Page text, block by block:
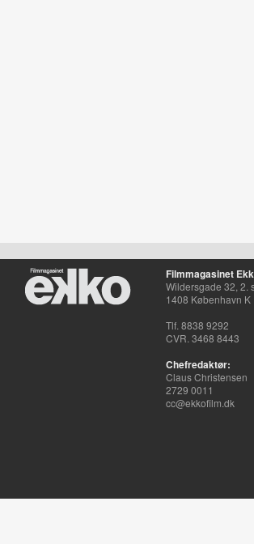
Filmmagasinet
Wildersgade 32, 2.
1408 København K
Tlf. 8838 9292
CVR. 3468 8443
Chefredaktør:
Claus Christensen
2729 0011
cc@ekkofilm.dk